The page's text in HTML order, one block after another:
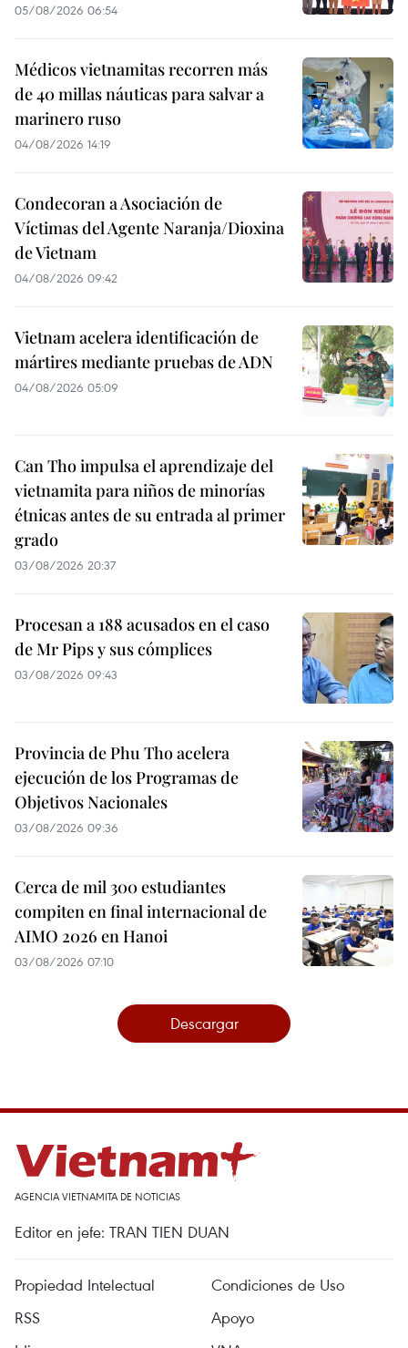
05/08/2026 06:54
Médicos vietnamitas recorren más
de 40 millas náuticas para salvar a
marinero ruso
04/08/2026 14:19
Condecoran a Asociación de
Víctimas del Agente Naranja/Dioxina
de Vietnam
04/08/2026 09:42
Vietnam acelera identificación de
mártires mediante pruebas de ADN
04/08/2026 05:09
Can Tho impulsa el aprendizaje del
vietnamita para niños de minorías
étnicas antes de su entrada al primer
grado
03/08/2026 20:37
Procesan a 188 acusados en el caso
de Mr Pips y sus cómplices
03/08/2026 09:43
Provincia de Phu Tho acelera
ejecución de los Programas de
Objetivos Nacionales
03/08/2026 09:36
Cerca de mil 300 estudiantes
compiten en final internacional de
AIMO 2026 en Hanoi
03/08/2026 07:10
Descargar
AGENCIA VIETNAMITA DE NOTICIAS
Editor en jefe: TRAN TIEN DUAN
Propiedad Intelectual
Condiciones de Uso
RSS
Apoyo